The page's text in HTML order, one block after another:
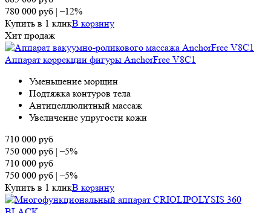
780 000 руб |–12%
Купить в 1 кликВ корзину
Хит продаж
Аппарат коррекции фигуры AnchorFree V8C1
Уменьшение морщин
Подтяжка контуров тела
Антицеллюлитный массаж
Увеличение упругости кожи
710 000 руб
750 000 руб |–5%
710 000 руб
750 000 руб |–5%
Купить в 1 кликВ корзину